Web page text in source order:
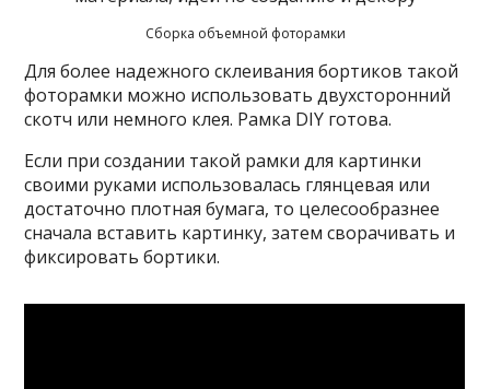
Сборка объемной фоторамки
Для более надежного склеивания бортиков такой
фоторамки можно использовать двухсторонний
скотч или немного клея. Рамка DIY готова.
Если при создании такой рамки для картинки
своими руками использовалась глянцевая или
достаточно плотная бумага, то целесообразнее
сначала вставить картинку, затем сворачивать и
фиксировать бортики.